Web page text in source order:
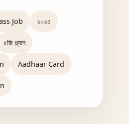
Job ২০২৫
৫জি প্ল্যান
Aadhaar Card